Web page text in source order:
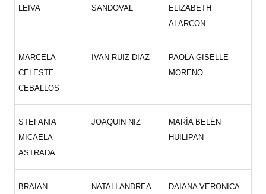
LEIVA
SANDOVAL
ELIZABETH
ALARCON
MARCELA
CELESTE
CEBALLOS
IVAN RUIZ DIAZ
PAOLA GISELLE
MORENO
STEFANIA
MICAELA
ASTRADA
JOAQUIN NIZ
MARÍA BELÉN
HUILIPAN
BRAIAN NATALI ANDREA DAIANA VERONICA